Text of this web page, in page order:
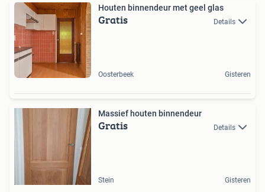
Houten binnendeur met geel glas
Gratis Details
Oosterbeek Gisteren
Massief houten binnendeur
Gratis Details
Stein Gisteren